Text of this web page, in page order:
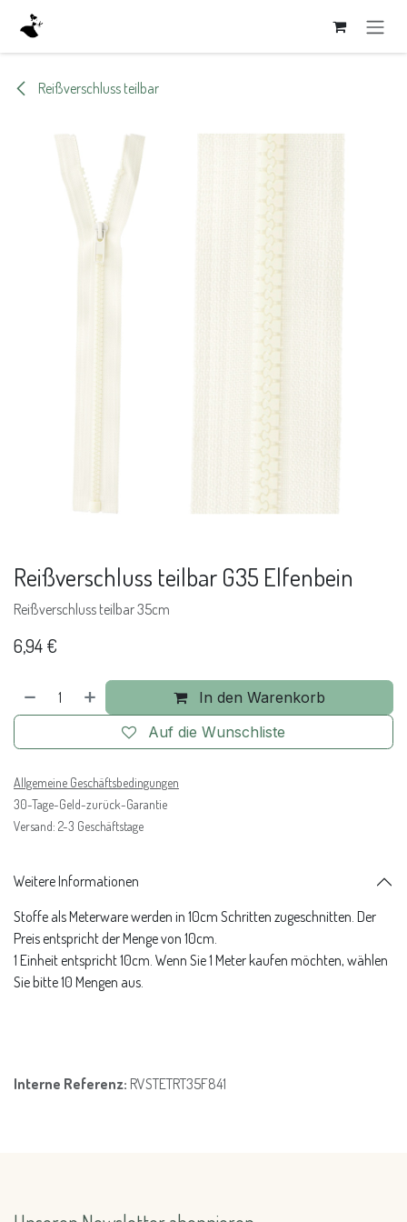
Zum Inhalt springen
Reißverschluss teilbar
Reißverschluss teilbar G35 Elfenbein
Reißverschluss teilbar 35cm
6,94€
In den Warenkorb
Auf die Wunschliste
Allgemeine Geschäftsbedingungen
30-Tage-Geld-zurück-Garantie
Versand: 2-3 Geschäftstage
Weitere Informationen
Stoffe als Meterware werden in 10cm Schritten zugeschnitten. Der
Preis entspricht der Menge von 10cm.
1 Einheit entspricht 10cm. Wenn Sie 1 Meter kaufen möchten, wählen
Sie bitte 10 Mengen aus.
Interne Referenz: RVSTETRT35F841